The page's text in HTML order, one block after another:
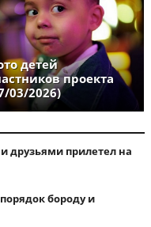
детей
проекта
03/2026)
друзьями прилетел на
бороду и